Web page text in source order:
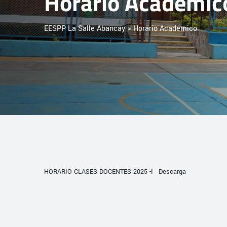
EESPP La Salle Abancay>Horario Academico
HORARIO CLASES DOCENTES 2025 -I Descarga